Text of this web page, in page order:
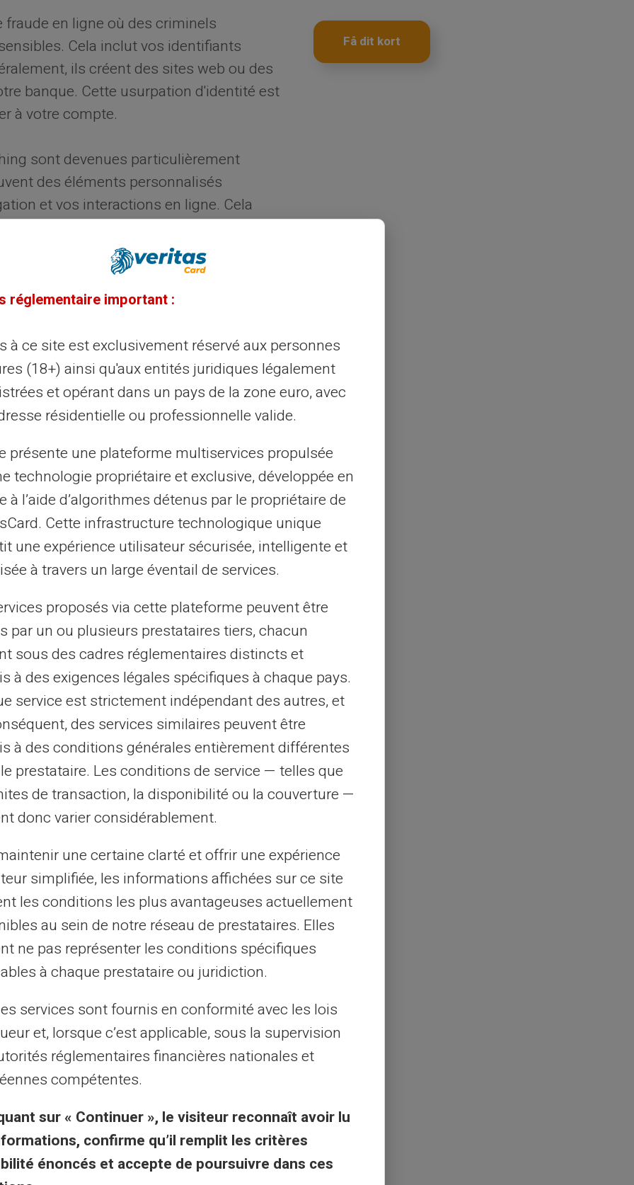
en ligne où des criminels
Cela inclut vos identifiants
ils créent des sites web ou des
banque. Cette usurpation d'identité est
à votre compte.
sont devenues particulièrement
des éléments personnalisés
et vos interactions en ligne. Cela
convaincantes et donc dangereuses.
bancaires
pour piéger leurs cibles. Parmi
notifications de sécurité qui prétendent
compte tout en demandant vos
tomber dans ce type de piège, il est
liées aux faux supports bancaires.
service client légitime par téléphone. Les
des renseignements confidentiels
de compte. Ces méthodes évoquent
inattendues.
les arnaques en ligne ?
arme contre le phishing. Pour
moyens de paiement sécurisés lorsque
Un bon réflexe est de vérifier
toute transaction inconnue.
à deux facteurs pour renforcer la sécurité
supplémentaire de protection en
l’entrée de votre mot de passe,
communications en ligne
via une plateforme sociale,
sur les liens présents dans des
légitimité de l'expéditeur avant de
à cela l'utilisation d'unlogiciel
qui inclut des filtres anti-phishing.
les contenus malveillants
élément fondamental pour garantir une
Få dit kort
réglementaire important :
à ce site est exclusivement réservé aux personnes
(18+) ainsi qu'aux entités juridiques légalement
et opérant dans un pays de la zone euro, avec
résidentielle ou professionnelle valide.
présente une plateforme multiservices propulsée
technologie propriétaire et exclusive, développée en
à l’aide d’algorithmes détenus par le propriétaire de
Cette infrastructure technologique unique
une expérience utilisateur sécurisée, intelligente et
à travers un large éventail de services.
proposés via cette plateforme peuvent être
par un ou plusieurs prestataires tiers, chacun
sous des cadres réglementaires distincts et
à des exigences légales spécifiques à chaque pays.
service est strictement indépendant des autres, et
des services similaires peuvent être
à des conditions générales entièrement différentes
prestataire. Les conditions de service — telles que
de transaction, la disponibilité ou la couverture —
donc varier considérablement.
une certaine clarté et offrir une expérience
simplifiée, les informations affichées sur ce site
les conditions les plus avantageuses actuellement
au sein de notre réseau de prestataires. Elles
ne pas représenter les conditions spécifiques
à chaque prestataire ou juridiction.
services sont fournis en conformité avec les lois
et, lorsque c’est applicable, sous la supervision
réglementaires financières nationales et
compétentes.
sur « Continuer », le visiteur reconnaît avoir lu
confirme qu’il remplit les critères
énoncés et accepte de poursuivre dans ces